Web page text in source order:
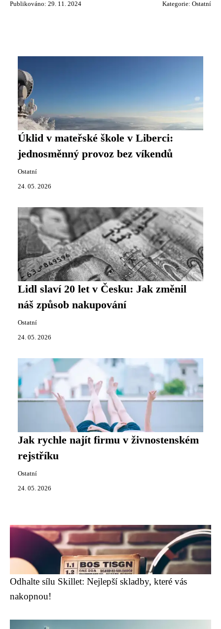
Publikováno: 29. 11. 2024 Kategorie: Ostatní
Úklid v mateřské škole v Liberci:
jednosměnný provoz bez víkendů
Ostatní
24. 05. 2026
Lidl slaví 20 let v Česku: Jak změnil
náš způsob nakupování
Ostatní
24. 05. 2026
Jak rychle najít firmu v živnostenském
rejstříku
Ostatní
24. 05. 2026
Odhalte sílu Skillet: Nejlepší skladby, které vás
nakopnou!